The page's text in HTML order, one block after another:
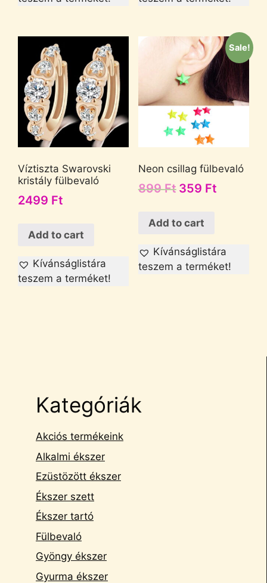
Víztiszta Swarovski
kristály fülbevaló
2499 Ft
Add to cart
Kívánságlistára
teszem a terméket!
Sale!
Neon csillag fülbevaló
899Ft 359 Ft
Add to cart
Kívánságlistára
teszem a terméket!
Kategóriák
Akciós termékeink
Alkalmi ékszer
Ezüstözött ékszer
Ékszer szett
Ékszer tartó
Fülbevaló
Gyöngy ékszer
Gyurma ékszer